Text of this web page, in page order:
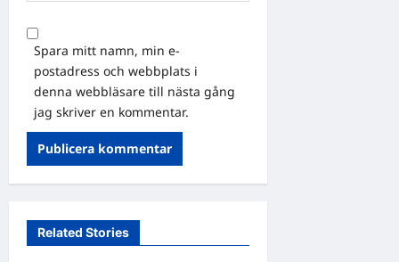
Spara mitt namn, min e-
postadress och webbplats i
denna webbläsare till nästa gång
jag skriver en kommentar.
Related Stories